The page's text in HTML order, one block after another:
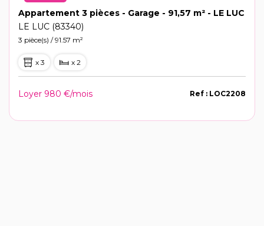
Appartement 3 pièces - Garage - 91,57 m² - LE LUC
LE LUC (83340)
3 pièce(s) / 91.57 m²
x 3 x 2
Loyer 980 €/mois Ref : LOC2208